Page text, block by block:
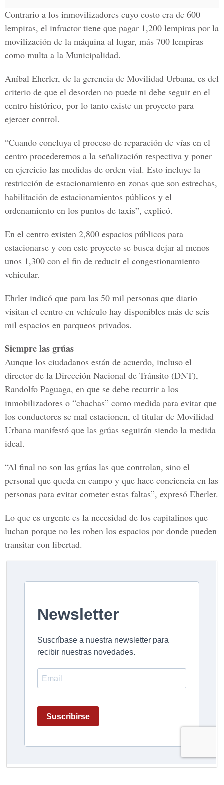
Contrario a los inmovilizadores cuyo costo era de 600
lempiras, el infractor tiene que pagar 1,200 lempiras por la
movilización de la máquina al lugar, más 700 lempiras
como multa a la Municipalidad.
Aníbal Eherler, de la gerencia de Movilidad Urbana, es del
criterio de que el desorden no puede ni debe seguir en el
centro histórico, por lo tanto existe un proyecto para
ejercer control.
“Cuando concluya el proceso de reparación de vías en el
centro procederemos a la señalización respectiva y poner
en ejercicio las medidas de orden vial. Esto incluye la
restricción de estacionamiento en zonas que son estrechas,
habilitación de estacionamientos públicos y el
ordenamiento en los puntos de taxis”, explicó.
En el centro existen 2,800 espacios públicos para
estacionarse y con este proyecto se busca dejar al menos
unos 1,300 con el fin de reducir el congestionamiento
vehicular.
Ehrler indicó que para las 50 mil personas que diario
visitan el centro en vehículo hay disponibles más de seis
mil espacios en parqueos privados.
Siempre las grúas
Aunque los ciudadanos están de acuerdo, incluso el
director de la Dirección Nacional de Tránsito (DNT),
Randolfo Paguaga, en que se debe recurrir a los
inmobilizadores o “chachas” como medida para evitar que
los conductores se mal estacionen, el titular de Movilidad
Urbana manifestó que las grúas seguirán siendo la medida
ideal.
“Al final no son las grúas las que controlan, sino el
personal que queda en campo y que hace conciencia en las
personas para evitar cometer estas faltas”, expresó Eherler.
Lo que es urgente es la necesidad de los capitalinos que
luchan porque no les roben los espacios por donde pueden
transitar con libertad.